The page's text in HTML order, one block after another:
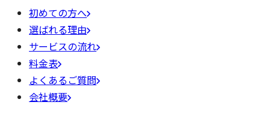
初めての方へ
選ばれる理由
サービスの流れ
料金表
よくあるご質問
会社概要